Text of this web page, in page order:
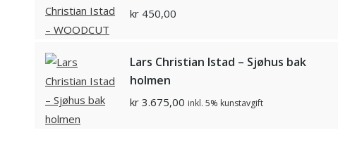
kr 450,00
Lars Christian Istad – Sjøhus bak
holmen
kr 3.675,00 inkl. 5% kunstavgift